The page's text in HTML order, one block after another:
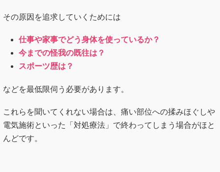
その原因を追求していくためには
仕事や家事でどう身体を使っているか？
今までの怪我の既往は？
スポーツ歴は？
などを最低限伺う必要があります。
これらを聞いてくれない場合は、痛い部位への揉みほぐしや
電気施術といった「対処療法」で終わってしまう場合がほと
んどです。